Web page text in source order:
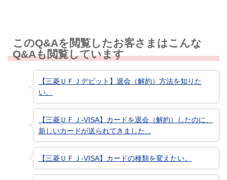
このQ&Aを閲覧したお客さまはこんな
Q&Aも閲覧しています
【三菱ＵＦＪデビット】退会（解約）方法を知りた
い。
【三菱ＵＦＪ-VISA】カードを退会（解約）したのに、
新しいカードが送られてきました...
【三菱ＵＦＪ-VISA】カードの種類を変えたい。